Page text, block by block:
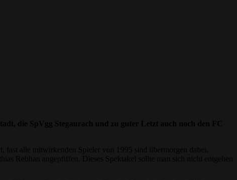
die SpVgg Stegaurach und zu guter Letzt auch noch den FC
alle mitwirkenden Spieler von 1995 sind übermorgen dabei.
Rebhan angepfiffen. Dieses Spektakel sollte man sich nicht entgehen